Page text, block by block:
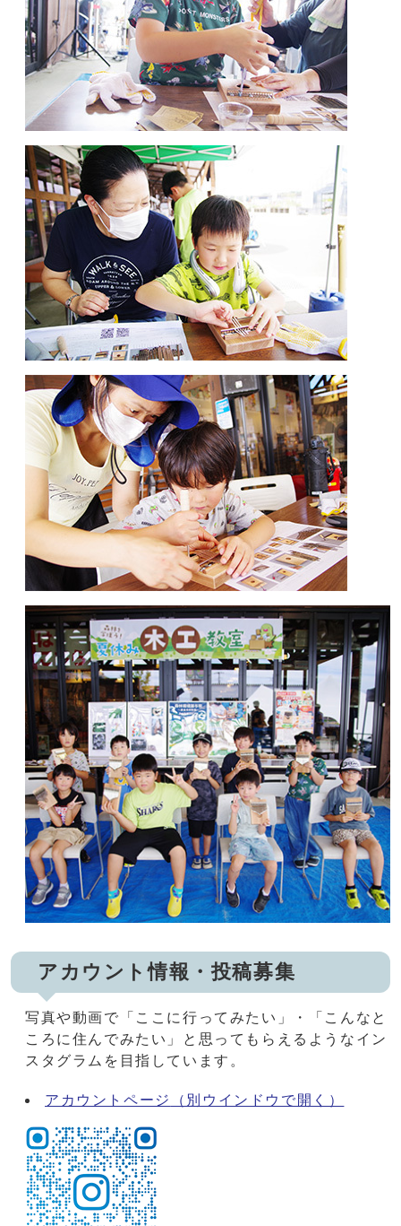
アカウント情報・投稿募集
写真や動画で「ここに行ってみたい」・「こんなと
ころに住んでみたい」と思ってもらえるようなイン
スタグラムを目指しています。
アカウントページ （別ウインドウで開く）